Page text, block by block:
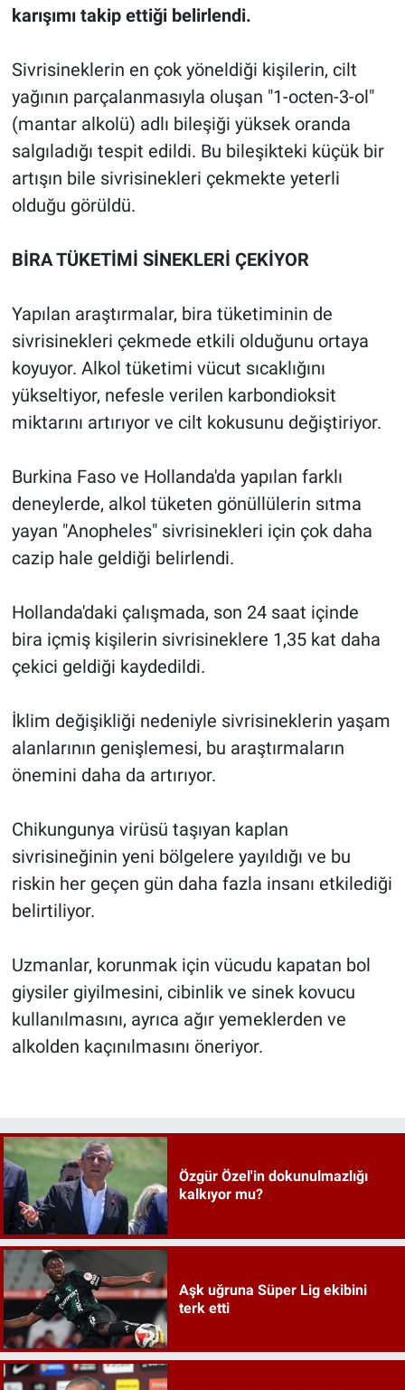
karışımı takip ettiği belirlendi.
Sivrisineklerin en çok yöneldiği kişilerin, cilt
yağının parçalanmasıyla oluşan "1-octen-3-ol"
(mantar alkolü) adlı bileşiği yüksek oranda
salgıladığı tespit edildi. Bu bileşikteki küçük bir
artışın bile sivrisinekleri çekmekte yeterli
olduğu görüldü.
BİRA TÜKETİMİ SİNEKLERİ ÇEKİYOR
Yapılan araştırmalar, bira tüketiminin de
sivrisinekleri çekmede etkili olduğunu ortaya
koyuyor. Alkol tüketimi vücut sıcaklığını
yükseltiyor, nefesle verilen karbondioksit
miktarını artırıyor ve cilt kokusunu değiştiriyor.
Burkina Faso ve Hollanda'da yapılan farklı
deneylerde, alkol tüketen gönüllülerin sıtma
yayan "Anopheles" sivrisinekleri için çok daha
cazip hale geldiği belirlendi.
Hollanda'daki çalışmada, son 24 saat içinde
bira içmiş kişilerin sivrisineklere 1,35 kat daha
çekici geldiği kaydedildi.
İklim değişikliği nedeniyle sivrisineklerin yaşam
alanlarının genişlemesi, bu araştırmaların
önemini daha da artırıyor.
Chikungunya virüsü taşıyan kaplan
sivrisineğinin yeni bölgelere yayıldığı ve bu
riskin her geçen gün daha fazla insanı etkilediği
belirtiliyor.
Uzmanlar, korunmak için vücudu kapatan bol
giysiler giyilmesini, cibinlik ve sinek kovucu
kullanılmasını, ayrıca ağır yemeklerden ve
alkolden kaçınılmasını öneriyor.
Özgür Özel'in dokunulmazlığı
kalkıyor mu?
Aşk uğruna Süper Lig ekibini
terk etti